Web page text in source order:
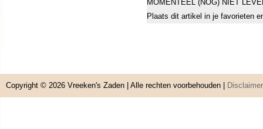
MOMENTEEL (NOG) NIET
Plaats dit artikel in je favorieten
Copyright © 2026 Vreeken's Zaden | Alle rechten voorbehouden | Disclaimer